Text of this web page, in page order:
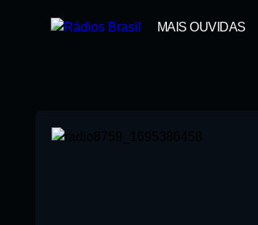
MAIS OUVIDAS